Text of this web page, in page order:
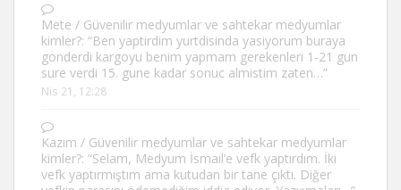
Mete / Güvenilir medyumlar ve sahtekar medyumlar
kimler?: “Ben yaptirdim yurtdisinda yasiyorum buraya
gonderdi kargoyu benim yapmam gerekenleri 1-21 gun
sure verdi 15. gune kadar sonuc almistim zaten…”
Nis 21, 12:28
Kazım / Güvenilir medyumlar ve sahtekar medyumlar
kimler?: “Selam, Medyum İsmail’e vefk yaptırdım. İki
vefk yaptırmıştım ama kutudan bir tane çıktı. Diğer